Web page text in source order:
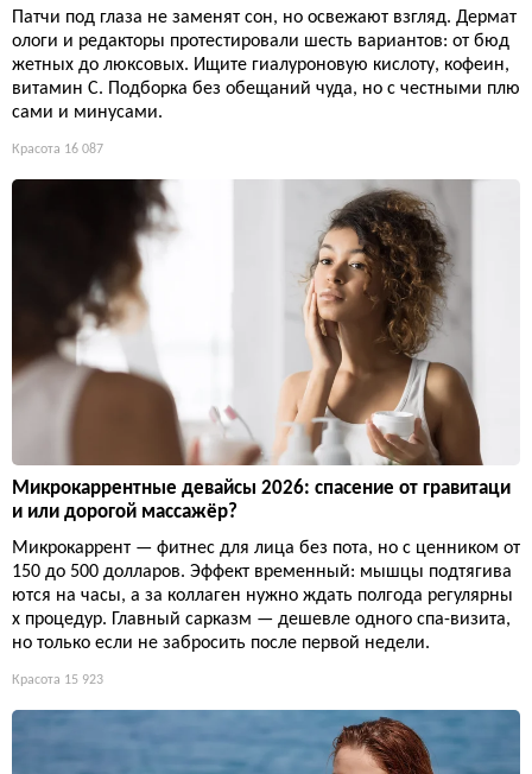
Патчи под глаза не заменят сон, но освежают взгляд. Дермат
ологи и редакторы протестировали шесть вариантов: от бюд
жетных до люксовых. Ищите гиалуроновую кислоту, кофеин,
витамин С. Подборка без обещаний чуда, но с честными плю
сами и минусами.
Красота 16 087
Микрокаррентные девайсы 2026: спасение от гравитаци
и или дорогой массажёр?
Микрокаррент — фитнес для лица без пота, но с ценником от
150 до 500 долларов. Эффект временный: мышцы подтягива
ются на часы, а за коллаген нужно ждать полгода регулярны
х процедур. Главный сарказм — дешевле одного спа-визита,
но только если не забросить после первой недели.
Красота 15 923